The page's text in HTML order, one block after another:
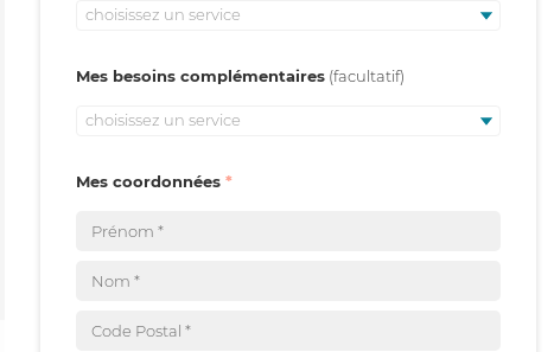
choisissez un service
Mes besoins complémentaires
choisissez un service
Mes coordonnées